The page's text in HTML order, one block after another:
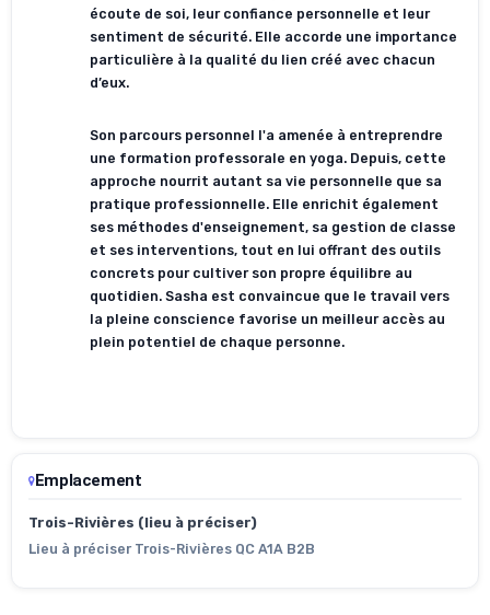
écoute de soi, leur confiance personnelle et leur
sentiment de sécurité. Elle accorde une importance
particulière à la qualité du lien créé avec chacun
d’eux.
Son parcours personnel l'a amenée à entreprendre
une formation professorale en yoga. Depuis, cette
approche nourrit autant sa vie personnelle que sa
pratique professionnelle. Elle enrichit également
ses méthodes d'enseignement, sa gestion de classe
et ses interventions, tout en lui offrant des outils
concrets pour cultiver son propre équilibre au
quotidien. Sasha est convaincue que le travail vers
la pleine conscience favorise un meilleur accès au
plein potentiel de chaque personne.
Emplacement
Trois-Rivières (lieu à préciser)
Lieu à préciser Trois-Rivières QC A1A B2B